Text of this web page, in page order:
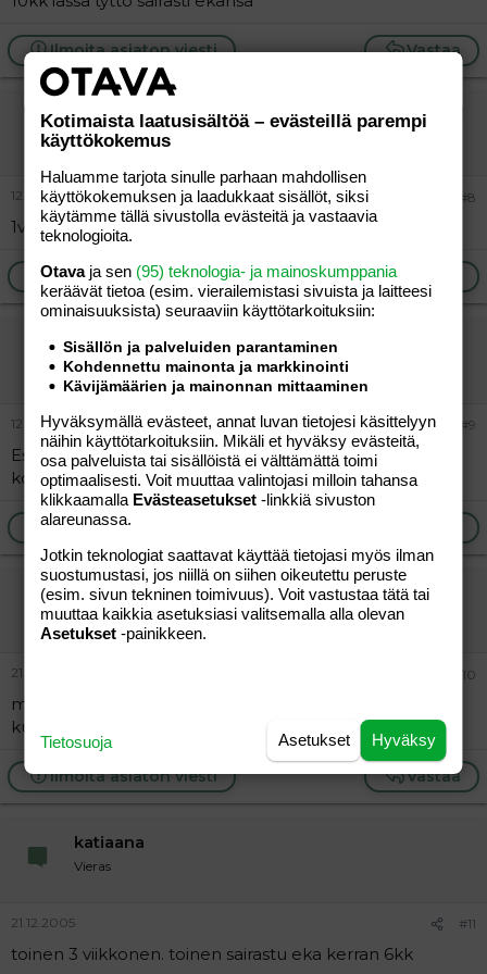
Vastaa
Ilmoita asiaton viesti
Suklaahippu
Jäsen
12.12.2005 #8
1v6kk... just oli viime viikolla...
Ilmoita asiaton viesti
LeenaK
Vieras
12.12.2005 #9
Esikoinen 4v2kk (kohta 7v ja tuo on ainoa
korvatulehdus!), toinen 5kk.
Ilmoita asiaton viesti
Mimmi811 harmaana
Vieras
21.12.2005 #10
meillä tyttö 3.v. sairasti ekan tulehduksen 1.v. iässä.
kuopus 1.v. sairasti taas 3kk iässä ekan tulehduksen.
Vastaa
Ilmoita asiaton viesti
katiaana
Vieras
21.12.2005 #11
toinen 3 viikkonen. toinen sairastu eka kerran 6kk
Kotimaista laatusisältöä – evästeillä parempi
käyttökokemus
Haluamme tarjota sinulle parhaan mahdollisen
käyttökokemuksen ja laadukkaat sisällöt, siksi
käytämme tällä sivustolla evästeitä ja vastaavia
teknologioita.
Otavaja sen (95) teknologia- ja mainoskumppania
keräävät tietoa (esim. vierailemis­tasi sivuista ja laitteesi
ominaisuuk­sista) seuraaviin käyttötarkoituksiin:
Sisällön ja palveluiden parantaminen
Kohdennettu mainonta ja markkinointi
Kävijämäärien ja mainonnan mittaaminen
Hyväksymällä evästeet, annat luvan tietojesi käsittelyyn
näihin käyttötarkoituksiin. Mikäli et hyväksy evästeitä,
osa palveluista tai sisällöistä ei välttämättä toimi
optimaalisesti. Voit muuttaa valintojasi milloin tahansa
klikkaamalla Evästeasetukset -linkkiä sivuston
alareunassa.
Jotkin teknologiat saattavat käyttää tietojasi myös ilman
suostumustasi, jos niillä on siihen oikeutettu peruste
(esim. sivun tekninen toimivuus). Voit vastustaa tätä tai
muuttaa kaikkia asetuksiasi valitsemalla alla olevan
Asetukset -painikkeen.
Hyväksy
Asetukset
Tietosuoja